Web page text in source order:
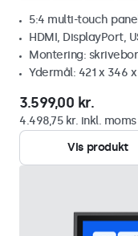
5:4 multi-touch
HDMI, DisplayPort,
Montering:
Ydermål: 421 x 346
3.599,00 kr.
4.498,75 kr. inkl. moms
Vis produkt